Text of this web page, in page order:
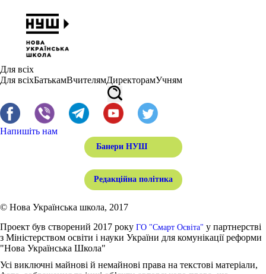
Для всіх
Для всіхБатькамВчителямДиректорамУчням
Напишіть нам
Банери НУШ
Редакційна політика
© Нова Українська школа, 2017
Проект був створений 2017 року ГО "Смарт Освіта" у партнерстві
з Міністерством освіти і науки України для комунікації реформи
"Нова Українська Школа"
Усі виключні майнові й немайнові права на текстові матеріали,